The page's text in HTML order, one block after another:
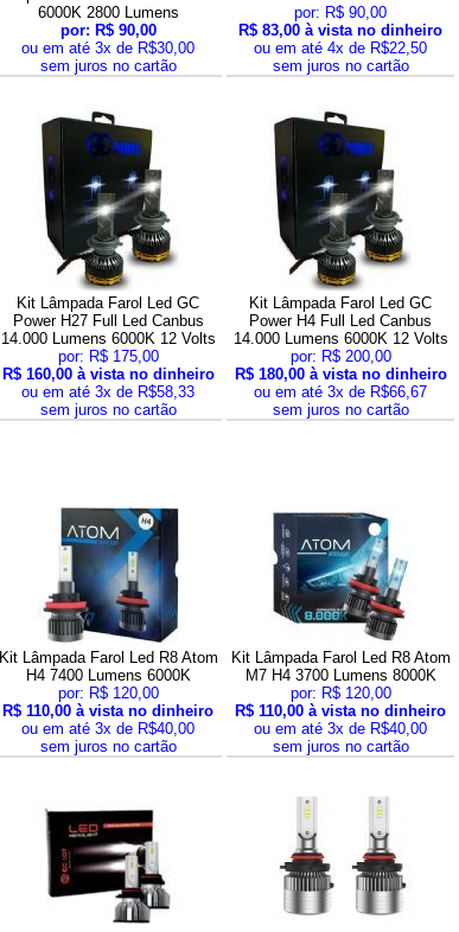
6000K 2800 Lumens
por: R$ 90,00
ou em até 3x de R$30,00
sem juros no cartão
por: R$ 90,00
R$ 83,00 à vista no dinheiro
ou em até 4x de R$22,50
sem juros no cartão
Kit Lâmpada Farol Led GC
Power H27 Full Led Canbus
14.000 Lumens 6000K 12 Volts
por: R$ 175,00
R$ 160,00 à vista no dinheiro
ou em até 3x de R$58,33
sem juros no cartão
Kit Lâmpada Farol Led GC
Power H4 Full Led Canbus
14.000 Lumens 6000K 12 Volts
por: R$ 200,00
R$ 180,00 à vista no dinheiro
ou em até 3x de R$66,67
sem juros no cartão
Kit Lâmpada Farol Led R8 Atom
H4 7400 Lumens 6000K
por: R$ 120,00
R$ 110,00 à vista no dinheiro
ou em até 3x de R$40,00
sem juros no cartão
Kit Lâmpada Farol Led R8 Atom
M7 H4 3700 Lumens 8000K
por: R$ 120,00
R$ 110,00 à vista no dinheiro
ou em até 3x de R$40,00
sem juros no cartão